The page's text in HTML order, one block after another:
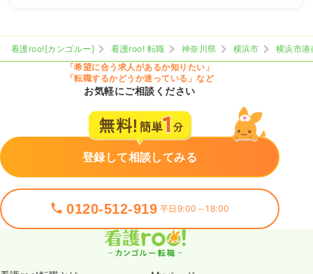
看護roo![カンゴルー] 看護roo! 転職 神奈川県 横浜市
横浜市港
「希望に合う求人があるか知りたい」
「転職するかどうか迷っている」など
お気軽にご相談ください
登録して相談してみる
0120-512-919 平日9:00～18:00